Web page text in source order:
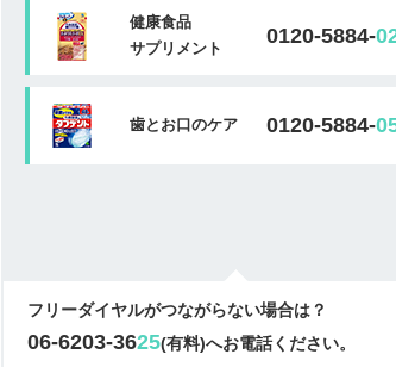
健康食品
サプリメント
0120-5884-
歯とお口のケア 0120-5884-
フリーダイヤルがつながらない場合は？
06-6203-3625(有料)へお電話ください。